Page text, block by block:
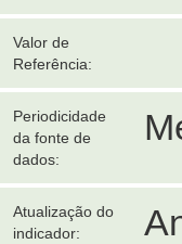
Valor de
Referência:
Periodicidade
da fonte de
dados:
Atualização do
indicador: